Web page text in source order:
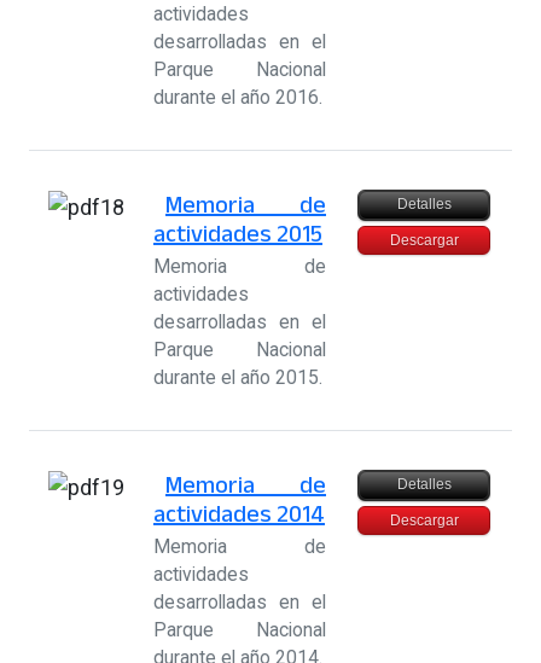
actividades
desarrolladas en el
Parque Nacional
durante el año 2016.
Memoria de
actividades 2015
Memoria de
actividades
desarrolladas en el
Parque Nacional
durante el año 2015.
Detalles
Descargar
Memoria de
actividades 2014
Memoria de
actividades
desarrolladas en el
Parque Nacional
durante el año 2014.
Detalles
Descargar